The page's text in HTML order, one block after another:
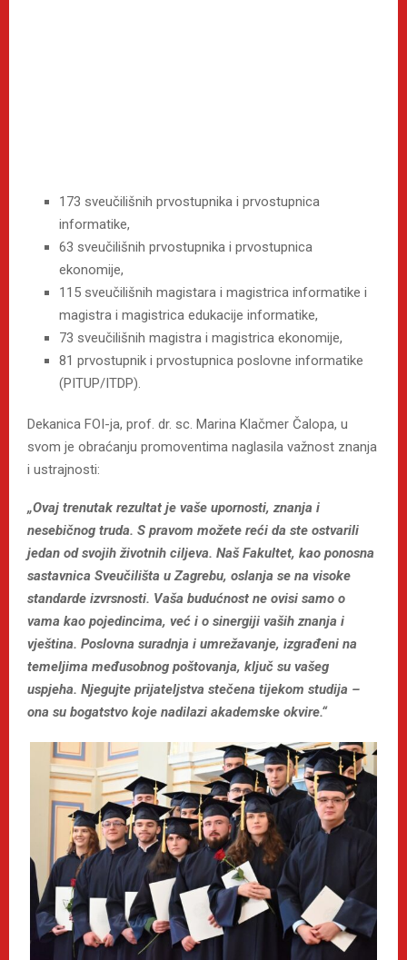
173 sveučilišnih prvostupnika i prvostupnica
informatike,
63 sveučilišnih prvostupnika i prvostupnica
ekonomije,
115 sveučilišnih magistara i magistrica informatike i
magistra i magistrica edukacije informatike,
73 sveučilišnih magistra i magistrica ekonomije,
81 prvostupnik i prvostupnica poslovne informatike
(PITUP/ITDP).
Dekanica FOI-ja, prof. dr. sc. Marina Klačmer Čalopa, u
svom je obraćanju promoventima naglasila važnost znanja
i ustrajnosti:
„Ovaj trenutak rezultat je vaše upornosti, znanja i
nesebičnog truda. S pravom možete reći da ste ostvarili
jedan od svojih životnih ciljeva. Naš Fakultet, kao ponosna
sastavnica Sveučilišta u Zagrebu, oslanja se na visoke
standarde izvrsnosti. Vaša budućnost ne ovisi samo o
vama kao pojedincima, već i o sinergiji vaših znanja i
vještina. Poslovna suradnja i umrežavanje, izgrađeni na
temeljima međusobnog poštovanja, ključ su vašeg
uspjeha. Njegujte prijateljstva stečena tijekom studija –
ona su bogatstvo koje nadilazi akademske okvire.“